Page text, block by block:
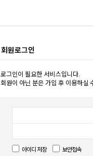
회원로그인
로그인이 필요한 서비스입니다.
회원이 아닌 분은 가입 후 이용하실
아이디 저장 보안접속